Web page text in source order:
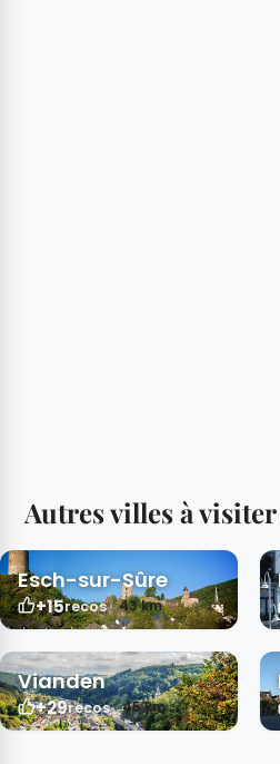
Autres villes à
Esch-sur-Sûre
+15recos 43 km
Vianden
+29recos 45 km